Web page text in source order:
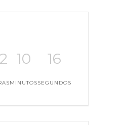
10
MINUTOS
16
SEGUNDOS